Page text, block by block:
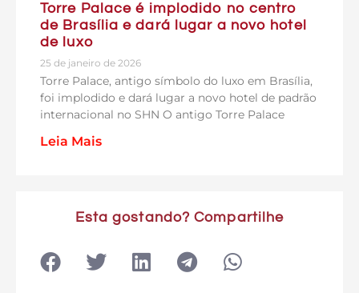
Torre Palace é implodido no centro
de Brasília e dará lugar a novo hotel
de luxo
25 de janeiro de 2026
Torre Palace, antigo símbolo do luxo em Brasília,
foi implodido e dará lugar a novo hotel de padrão
internacional no SHN O antigo Torre Palace
Leia Mais
Esta gostando? Compartilhe